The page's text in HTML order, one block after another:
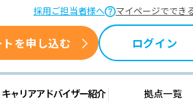
採用ご担当者様へ マイページででき
を申し込む ログイン
転職支援情報 キャリアアドバイザー紹介